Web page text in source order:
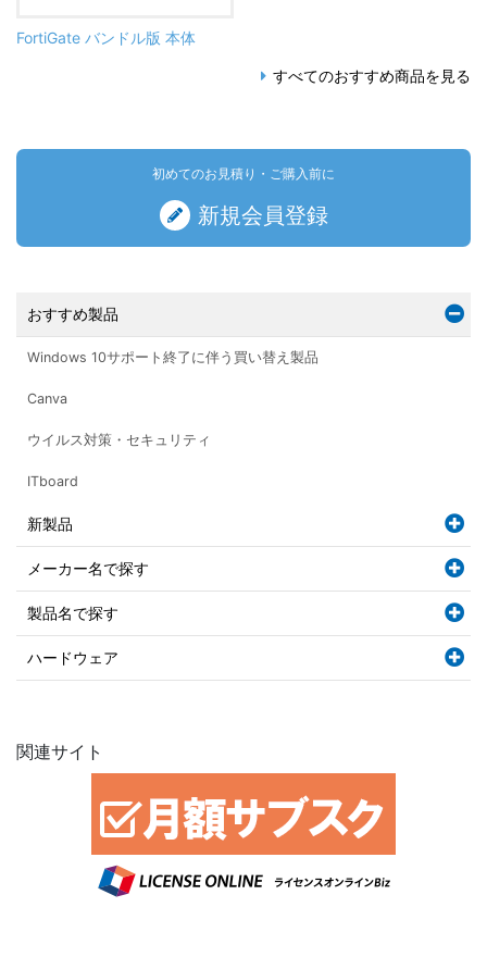
FortiGate バンドル版 本体
すべてのおすすめ商品を見る
初めてのお見積り・ご購入前に
新規会員登録
おすすめ製品
Windows 10サポート終了に伴う買い替え製品
Canva
ウイルス対策・セキュリティ
ITboard
新製品
メーカー名で探す
製品名で探す
ハードウェア
関連サイト